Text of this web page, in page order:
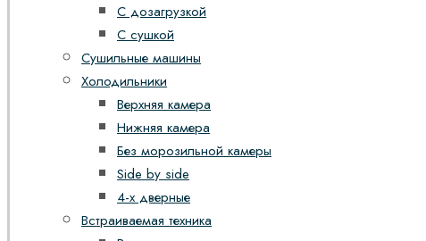
С дозагрузкой
С сушкой
Сушильные машины
Холодильники
Верхняя камера
Нижняя камера
Без морозильной камеры
Side by side
4-х дверные
Встраиваемая техника